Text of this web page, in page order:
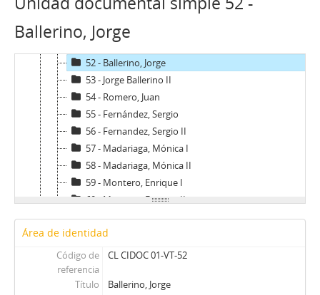
Ballerino, Jorge
49 - Garcés, Francisco
50 - Lamarca, Felipe
51 - Cáceres, Carlos (II)
52 - Ballerino, Jorge
53 - Jorge Ballerino II
54 - Romero, Juan
55 - Fernández, Sergio
56 - Fernandez, Sergio II
57 - Madariaga, Mónica I
58 - Madariaga, Mónica II
59 - Montero, Enrique I
60 - Montero, Enrique II
61 - Floody, Nilo
62 - Carrasco, Washington
63 - Canessa, Julio
64 - Canessa, Julio
65 - Carmona, Juan de Dios
Área de identidad
Código de
referencia
CL CIDOC 01-VT-52
Título
Ballerino, Jorge